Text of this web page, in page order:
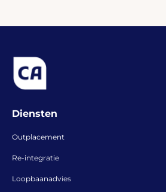
Diensten
Outplacement
Re-integratie
Loopbaanadvies